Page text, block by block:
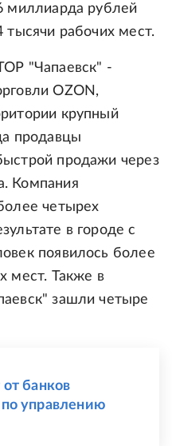
миллиарда рублей
тысячи рабочих мест.
"Чапаевск" -
ОZON,
крупный
продавцы
продажи через
Компания
четырех
в городе с
появилось более
мест. Также в
зашли четыре
банков
управлению